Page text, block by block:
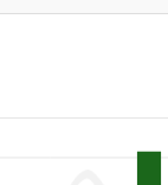
88
199